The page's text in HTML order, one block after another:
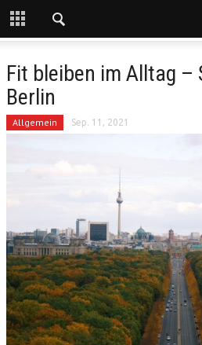
Fit bleiben im Alltag –
Berlin
Allgemein Sep. 11, 2021